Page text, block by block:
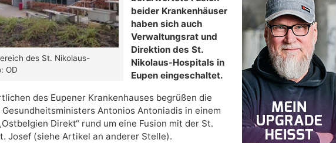
des St. Nikolaus-
OD
beider Krankenhäuser
haben sich auch
Verwaltungsrat und
Direktion des St.
Nikolaus-Hospitals in
Eupen eingeschaltet.
des Eupener Krankenhauses begrüßen die
Gesundheitsministers Antonios Antoniadis in einem
Direkt“ rund um eine Fusion mit der St.
Josef (siehe Artikel an anderer Stelle).